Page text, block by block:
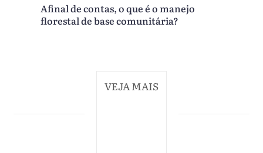
Afinal de contas, o que é o manejo
florestal de base comunitária?
VEJA MAIS